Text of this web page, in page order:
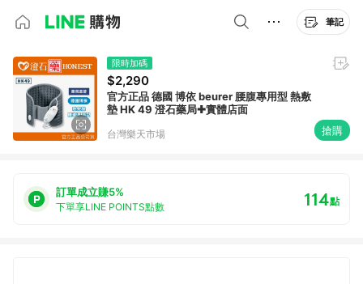
筆記
限時加碼
$2,290
官方正品 德國 博依 beurer 腰腹專用型 熱敷
墊 HK 49 澄石藥局✚實體店面
台灣樂天市場 搶購
訂單成立賺5%
下單享LINE POINTS點數 114點